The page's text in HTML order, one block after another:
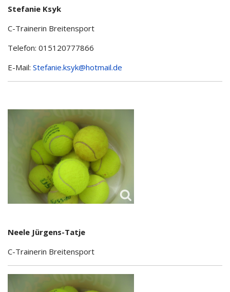
Stefanie Ksyk
C-Trainerin Breitensport
Telefon: 015120777866
E-Mail: Stefanie.ksyk@hotmail.de
Neele Jürgens-Tatje
C-Trainerin Breitensport